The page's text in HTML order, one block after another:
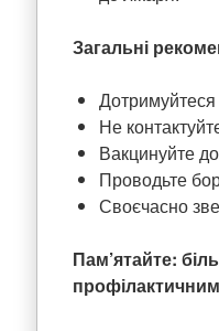
Загальні
Дотримуйтеся
Не
Вакцинуйте
Проводьте
Своєчасно
Пам’ятайте: